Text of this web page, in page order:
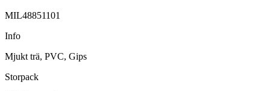
MIL48851101
Info
Mjukt trä, PVC, Gips
Storpack